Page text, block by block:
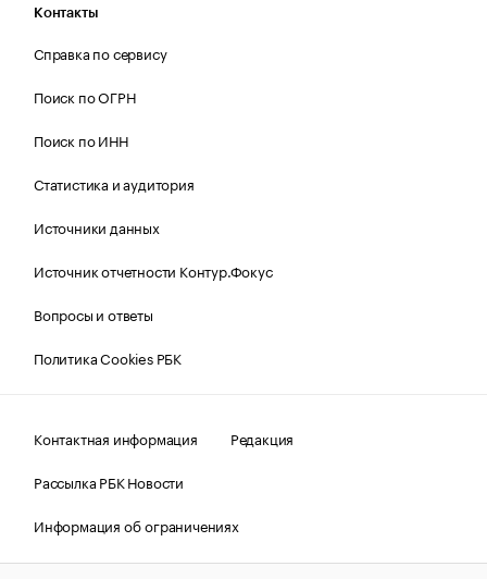
Контакты
Справка по сервису
Поиск по ОГРН
Поиск по ИНН
Статистика и аудитория
Источники данных
Источник отчетности Контур.Фокус
Вопросы и ответы
Политика Cookies РБК
Контактная информация
Редакция
Рассылка РБК Новости
Информация об ограничениях
Правовая информация
О соблюдении авторских прав